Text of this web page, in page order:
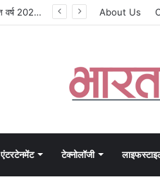
मोरपेन ने वित्त वर्ष 2027 की पहली तिमाही में अब तक का उच्चतम राजस्व और आय दर्ज की। EBITDA में 207% और PAT में 394% की वृद्धि हुई। सीडीएमओ कार्यक्रम ने पुरंतया व्यावसायीक चरण में प्रवेश किया। About Us
एंटरटेनमेंट टेक्नोलॉजी